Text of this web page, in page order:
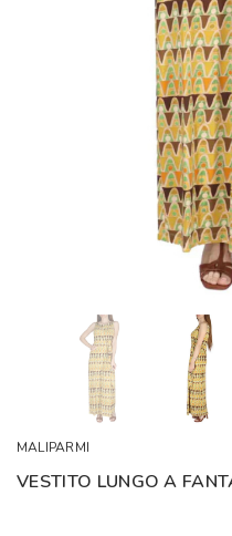
MALIPARMI
VESTITO LUNGO A